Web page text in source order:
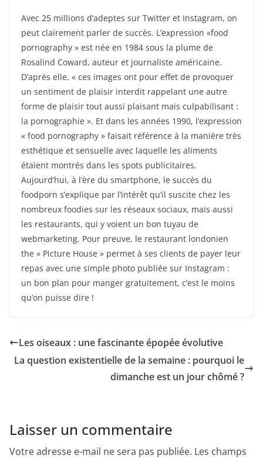
Avec 25 millions d’adeptes sur Twitter et Instagram, on
peut clairement parler de succès. L’expression «food
pornography » est née en 1984 sous la plume de
Rosalind Coward, auteur et journaliste américaine.
D’après elle, « ces images ont pour effet de provoquer
un sentiment de plaisir interdit rappelant une autre
forme de plaisir tout aussi plaisant mais culpabilisant :
la pornographie ». Et dans les années 1990, l’expression
« food pornography » faisait référence à la manière très
esthétique et sensuelle avec laquelle les aliments
étaient montrés dans les spots publicitaires.
Aujourd’hui, à l’ère du smartphone, le succès du
foodporn s’explique par l’intérêt qu’il suscite chez les
nombreux foodies sur les réseaux sociaux, mais aussi
les restaurants, qui y voient un bon tuyau de
webmarketing. Pour preuve, le restaurant londonien
the « Picture House » permet à ses clients de payer leur
repas avec une simple photo publiée sur Instagram :
un bon plan pour manger gratuitement, c’est le moins
qu’on puisse dire !
Les oiseaux : une fascinante épopée évolutive
La question existentielle de la semaine : pourquoi le
dimanche est un jour chômé ?
Laisser un commentaire
Votre adresse e-mail ne sera pas publiée. Les champs